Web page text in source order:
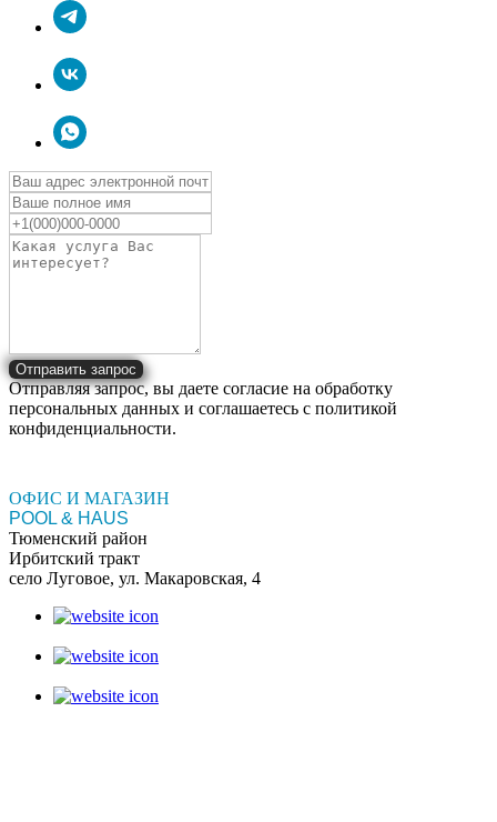
Отправить запрос
Отправляя запрос, вы даете согласие на обработку
персональных данных и соглашаетесь c политикой
конфиденциальности.
ОФИС И МАГАЗИН
POOL & HAUS
Тюменский район
Ирбитский тракт
село Луговое, ул. Макаровская, 4